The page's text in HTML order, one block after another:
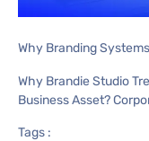
Why Branding
Why Brandie Studio
Business Asset?
Tags :